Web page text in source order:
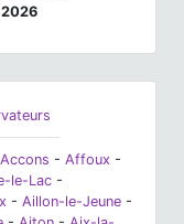
2026
Accons - Affoux -
le-Lac -
- Aillon-le-Jeune -